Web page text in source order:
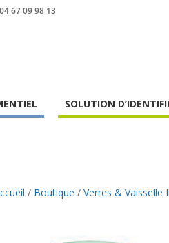
04 67 09 98 13
SOLUTION
/ Boutique /Verres & Vaisselle